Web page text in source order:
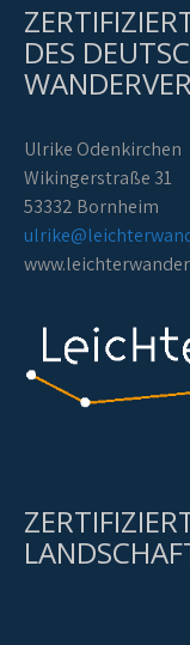
DES
Ulrike Odenkirchen
Wikingerstraße 31
53332 Bornheim